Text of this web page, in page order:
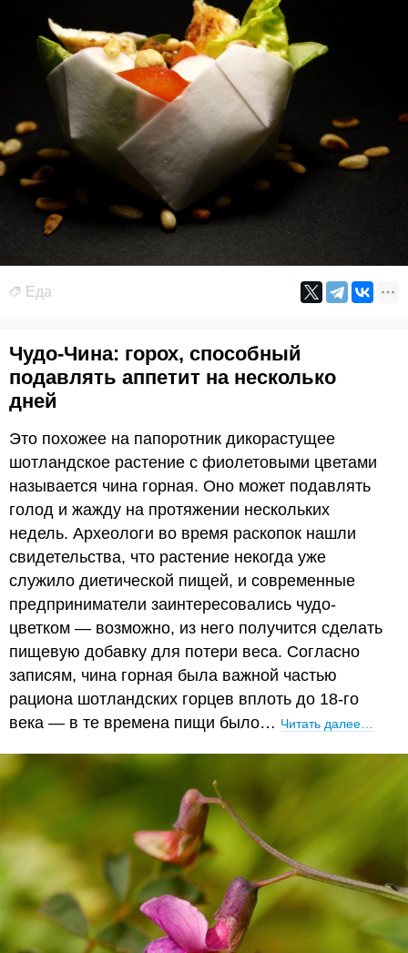
Еда
Чудо-Чина: горох, способный
подавлять аппетит на несколько
дней
Это похожее на папоротник дикорастущее
шотландское растение с фиолетовыми цветами
называется чина горная. Оно может подавлять
голод и жажду на протяжении нескольких
недель. Археологи во время раскопок нашли
свидетельства, что растение некогда уже
служило диетической пищей, и современные
предприниматели заинтересовались чудо-
цветком — возможно, из него получится сделать
пищевую добавку для потери веса. Согласно
записям, чина горная была важной частью
рациона шотландских горцев вплоть до 18-го
века — в те времена пищи было… Читать далее…